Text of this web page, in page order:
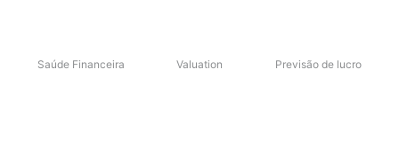
Saúde Financeira Valuation Previsão de lucro